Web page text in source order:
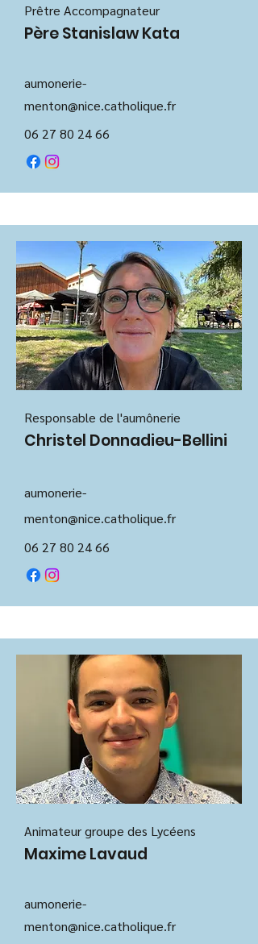
Prêtre Accompagnateur
Père Stanislaw Kata
aumonerie-
menton@nice.catholique.fr
06 27 80 24 66
Responsable de l'aumônerie
Christel Donnadieu-Bellini
aumonerie-
menton@nice.catholique.fr
06 27 80 24 66
Animateur groupe des Lycéens
Maxime Lavaud
aumonerie-
menton@nice.catholique.fr